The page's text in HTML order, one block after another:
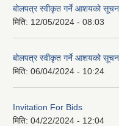
बोलपत्र स्वीकृत गर्ने आशयको
मिति: 12/05/2024 - 08:03
बोलपत्र स्वीकृत गर्ने आशयको
मिति: 06/04/2024 - 10:24
Invitation For Bids
मिति: 04/22/2024 - 12:04